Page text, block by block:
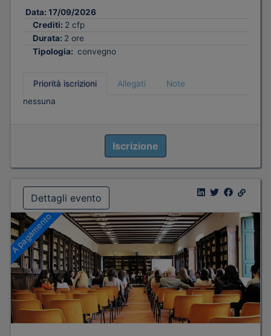
Data: 17/09/2026
Crediti: 2 cfp
Durata: 2 ore
Tipologia: convegno
Priorità iscrizioni Allegati
Note
nessuna
Iscrizione
Dettagli evento
A pagamento